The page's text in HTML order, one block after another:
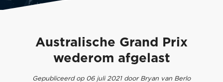
Australische Grand Prix
wederom afgelast
Gepubliceerd op 06 juli 2021 door Bryan van Berlo